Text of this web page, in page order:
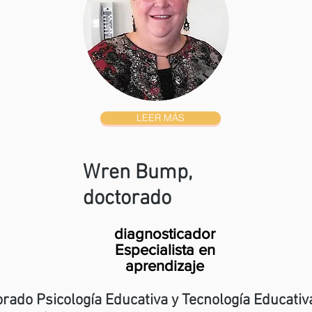
LEER MÁS
Wren Bump,
doctorado
diagnosticador
Especialista en
aprendizaje
Psicología Educativa y Tecnología